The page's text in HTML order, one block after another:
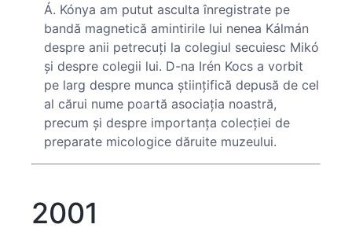
Á. Kónya am putut asculta înregistrate pe
bandă magnetică amintirile lui nenea Kálmán
despre anii petrecuţi la colegiul secuiesc Mikó
şi despre colegii lui. D-na Irén Kocs a vorbit
pe larg despre munca ştiinţifică depusă de cel
al cărui nume poartă asociaţia noastră,
precum şi despre importanţa colecţiei de
preparate micologice dăruite muzeului.
2001